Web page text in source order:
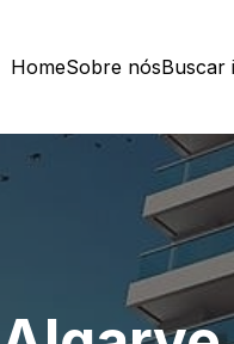
HomeSobre nósBuscar